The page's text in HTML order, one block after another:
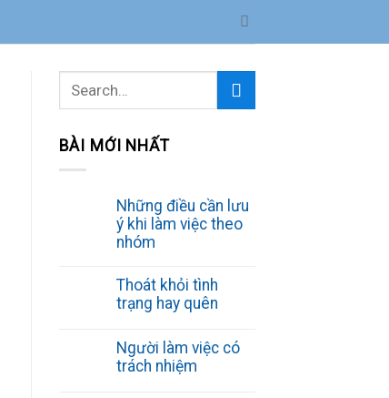
BÀI MỚI NHẤT
Những điều cần lưu
ý khi làm việc theo
nhóm
Thoát khỏi tình
trạng hay quên
Người làm việc có
trách nhiệm